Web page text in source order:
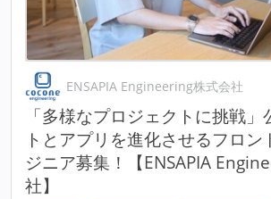
ENSAPIA Engineering株式会社
「多様なプロジェクトに挑戦
トとアプリを進化させるフロン
ジニア募集！【ENSAPIA
社】